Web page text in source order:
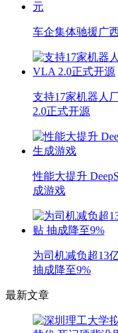
车企集体驰援广
支持17家机器人
2.0正式开源
性能大提升
成游戏
为司机减负超13
抽成降至9%
最新文章